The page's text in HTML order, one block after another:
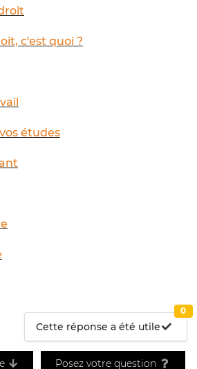
c'est quoi ?
études
Cette réponse a été utile
0
Posez votre question